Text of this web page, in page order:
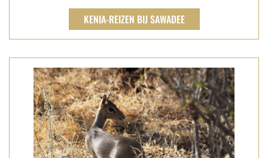
KENIA-REIZEN BIJ SAWADEE